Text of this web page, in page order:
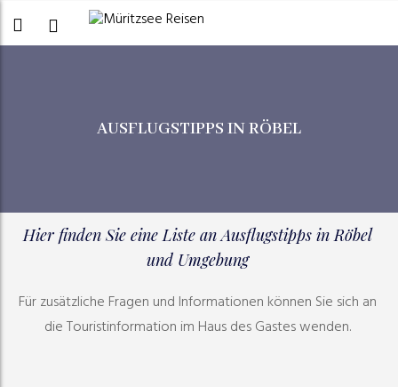
AUSFLUGSTIPPS IN RÖBEL
Hier finden Sie eine Liste an Ausflugstipps in Röbel
und Umgebung
Für zusätzliche Fragen und Informationen können Sie sich an
die Touristinformation im Haus des Gastes wenden.